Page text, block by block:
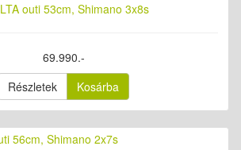
outi 53cm, Shimano 3x8s
69.990.-
Részletek
Kosárba